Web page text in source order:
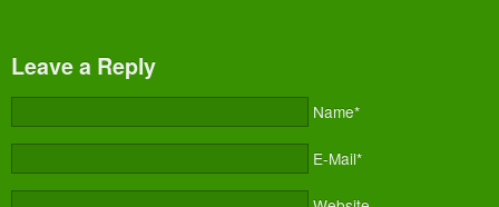
Leave a Reply
Name*
E-Mail*